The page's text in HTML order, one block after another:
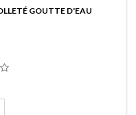
GOUTTE D'EAU